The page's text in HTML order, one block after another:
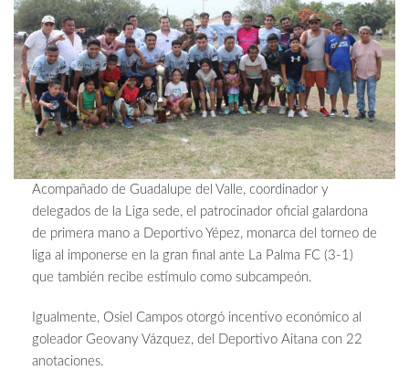
Acompañado de Guadalupe del Valle, coordinador y
delegados de la Liga sede, el patrocinador oficial galardona
de primera mano a Deportivo Yépez, monarca del torneo de
liga al imponerse en la gran final ante La Palma FC (3-1)
que también recibe estímulo como subcampeón.
Igualmente, Osiel Campos otorgó incentivo económico al
goleador Geovany Vázquez, del Deportivo Aitana con 22
anotaciones.